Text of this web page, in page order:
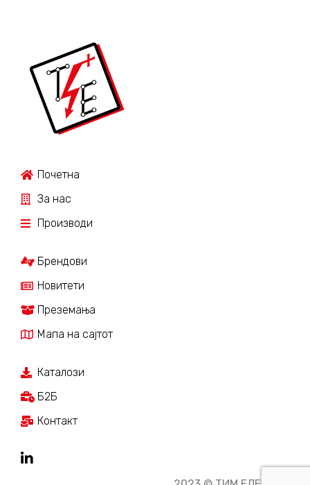
Почетна
За нас
Производи
Брендови
Новитети
Преземања
Мапа на сајтот
Каталози
Б2Б
Контакт